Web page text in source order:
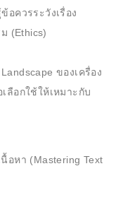
อควรระวังเรื่อง
(Ethics)
ของเครื่อง
ลือกใช้ให้เหมาะกับ
อหา (Mastering Text